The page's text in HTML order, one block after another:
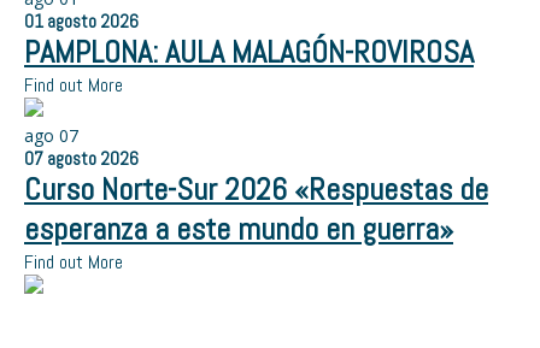
01 agosto 2026
PAMPLONA: AULA MALAGÓN-ROVIROSA
Find out More
ago 07
07 agosto 2026
Curso Norte-Sur 2026 «Respuestas de
esperanza a este mundo en guerra»
Find out More